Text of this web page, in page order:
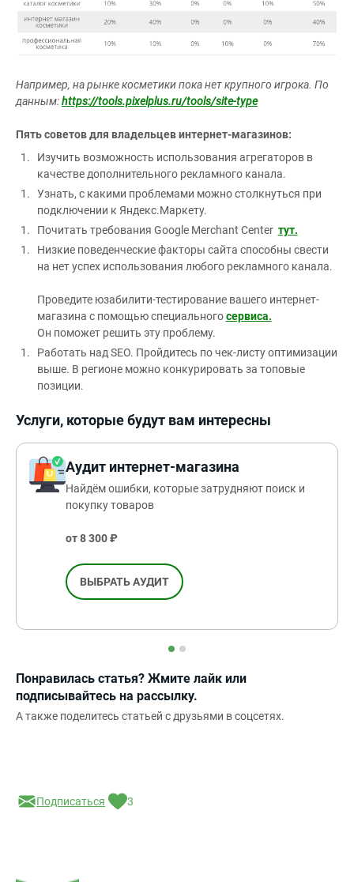
Например, на рынке косметики пока нет крупного игрока. По
данным:https://tools.pixelplus.ru/tools/site-type
Пять советов для владельцев интернет-магазинов:
Изучить возможность использования агрегаторов в
качестве дополнительного рекламного канала.
Узнать, с какими проблемами можно столкнуться при
подключении к Яндекс.Маркету.
Почитать требования Google Merchant Center тут.
Низкие поведенческие факторы сайта способны свести
на нет успех использования любого рекламного канала.
Проведите юзабилити-тестирование вашего интернет-
магазина с помощью специальногосервиса.
Он поможет решить эту проблему.
Работать над SEO. Пройдитесь по чек-листу оптимизации
выше. В регионе можно конкурировать за топовые
позиции.
Услуги, которые будут вам интересны
Аудит интернет-магазина
Найдём ошибки, которые затрудняют поиск и
покупку товаров
от 8 300 ₽
ВЫБРАТЬ АУДИТ
Понравилась статья? Жмите лайк или
подписывайтесь на рассылку.
А также поделитесь статьей с друзьями в соцсетях.
Подписаться 3